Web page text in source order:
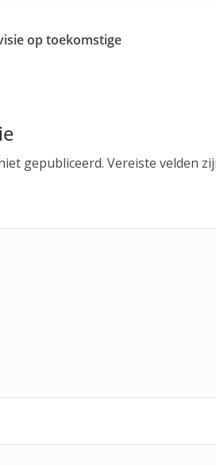
op toekomstige
gepubliceerd. Vereiste velden